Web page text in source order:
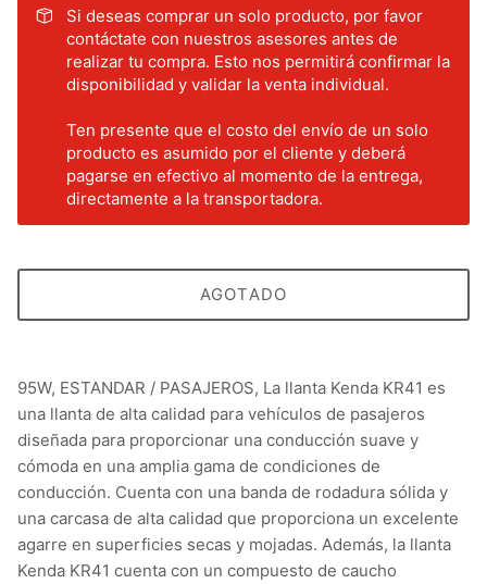
Si deseas comprar un solo producto, por favor
contáctate con nuestros asesores antes de
realizar tu compra. Esto nos permitirá confirmar la
disponibilidad y validar la venta individual.
Ten presente que el costo del envío de un solo
producto es asumido por el cliente y deberá
pagarse en efectivo al momento de la entrega,
directamente a la transportadora.
AGOTADO
95W, ESTANDAR / PASAJEROS, La llanta Kenda KR41 es
una llanta de alta calidad para vehículos de pasajeros
diseñada para proporcionar una conducción suave y
cómoda en una amplia gama de condiciones de
conducción. Cuenta con una banda de rodadura sólida y
una carcasa de alta calidad que proporciona un excelente
agarre en superficies secas y mojadas. Además, la llanta
Kenda KR41 cuenta con un compuesto de caucho